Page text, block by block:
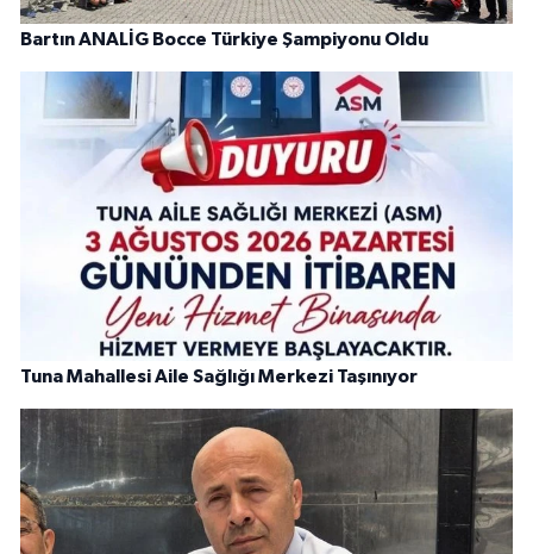
Bartın ANALİG Bocce Türkiye Şampiyonu Oldu
Tuna Mahallesi Aile Sağlığı Merkezi Taşınıyor